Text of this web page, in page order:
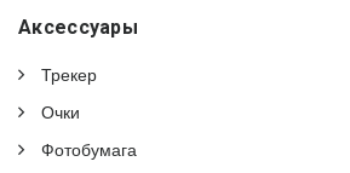
Аксессуары
Трекер
Очки
Фотобумага